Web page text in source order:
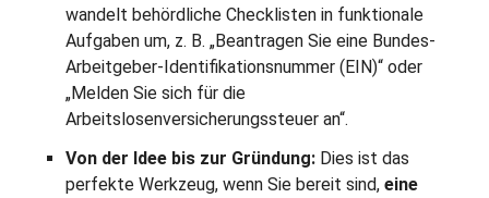
wandelt behördliche Checklisten in funktionale
Aufgaben um, z. B. „Beantragen Sie eine Bundes-
Arbeitgeber-Identifikationsnummer (EIN)“ oder
„Melden Sie sich für die
Arbeitslosenversicherungssteuer an“.
Von der Idee bis zur Gründung: Dies ist das
perfekte Werkzeug, wenn Sie bereit sind, eine